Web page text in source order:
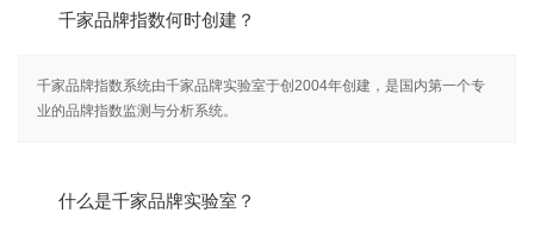
千家品牌指数何时创建？
千家品牌指数系统由千家品牌实验室于创2004年创建，是国内第一个专
业的品牌指数监测与分析系统。
什么是千家品牌实验室？